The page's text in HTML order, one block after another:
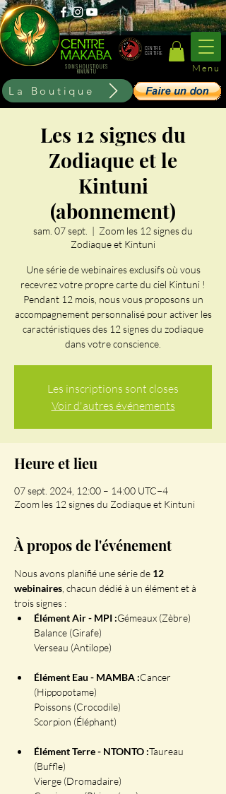
Menu
CENTRE
CERTIFIE
SOINS HOLISTIQUES
KIMUNTU
La Boutique
Les 12 signes du
Zodiaque et le
Kintuni
(abonnement)
sam. 07 sept.
  |
Zoom les 12 signes du
Zodiaque et Kintuni
Une série de webinaires exclusifs où vous
recevrez votre propre carte du ciel Kintuni !
Pendant 12 mois, nous vous proposons un
accompagnement personnalisé pour activer les
caractéristiques des 12 signes du zodiaque
dans votre conscience.
Les inscriptions sont closes
Voir d'autres événements
Heure et lieu
07 sept. 2024, 12:00 – 14:00 UTC−4
Zoom les 12 signes du Zodiaque et Kintuni
À propos de l'événement
Nous avons planifié une série de 12
webinaires , chacun dédié à un élément et à
trois signes :
Élément Air - MPI :Gémeaux (Zèbre)
Balance (Girafe)
Élément Eau - MAMBA :Cancer
(Hippopotame)
Poissons (Crocodile)
Élément Terre - NTONTO :Taureau
(Buffle)
Vierge (Dromadaire)